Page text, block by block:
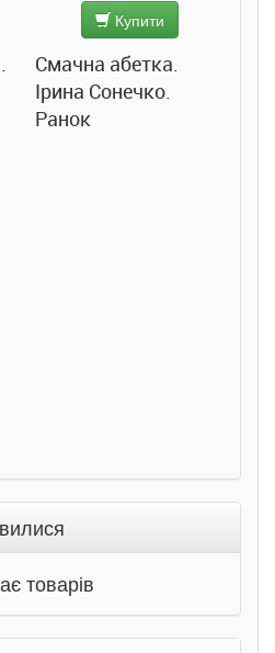
Купити
Смачна абетка.
Ірина Сонечко.
Ранок
товарів